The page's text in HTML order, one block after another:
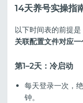
14天养号实操指
以下时间表的前提是
关联配置文件对应
第1–2天：冷启动
每天登录一次，
钟。